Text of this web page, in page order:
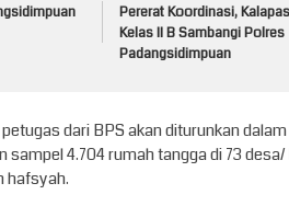
Pererat Koordinasi, Kalapas
Kelas II B Sambangi Polres
Padangsidimpuan
dari BPS akan diturunkan
sampel 4.704 rumah tangga di 73
hafsyah.